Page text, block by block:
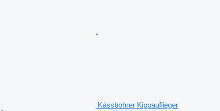
Kässbohrer Kippauflieger